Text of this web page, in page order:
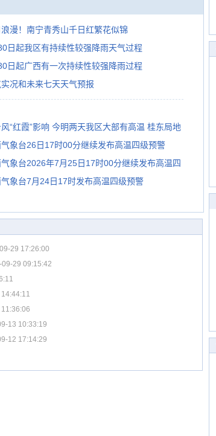
漫！南宁青秀山千日红繁花似锦
日起我区有持续性较强降雨天气过程
日起广西有一次持续性较强降雨过程
况和未来七天天气预报
“红霞”影响 今明两天我区大部有高温 桂东局地
降雨
气象台26日17时00分继续发布高温四级预警
气象台2026年7月25日17时00分继续发布高温四
警
气象台7月24日17时发布高温四级预警
29 17:26:00
29 09:15:42
13 10:33:19
12 17:14:29